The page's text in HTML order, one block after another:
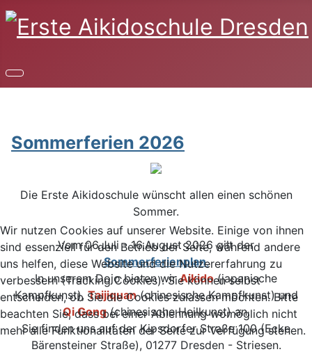
Sommerferien 2026
Die Erste Aikidoschule wünscht allen einen schönen
Sommer.
Vom 06.Juli - 16.August 2026 gilt der
Sommerferienplan.
In unserem Dojo bieten wirAikido(japanische
Kampfkunst), Taijiquan(chinesische Kampfkunst) und
Qi Gong(chinesische Heilkunst) an.
Sie finden uns auf der Kipsdorfer Straße 100 (Ecke
Bärensteiner Straße), 01277 Dresden - Striesen.
Wir nutzen Cookies auf unserer Website. Einige von ihnen
sind essenziell für den Betrieb der Seite, während andere
uns helfen, diese Website und die Nutzererfahrung zu
verbessern (Tracking Cookies). Sie können selbst
entscheiden, ob Sie die Cookies zulassen möchten. Bitte
beachten Sie, dass bei einer Ablehnung womöglich nicht
mehr alle Funktionalitäten der Seite zur Verfügung stehen.